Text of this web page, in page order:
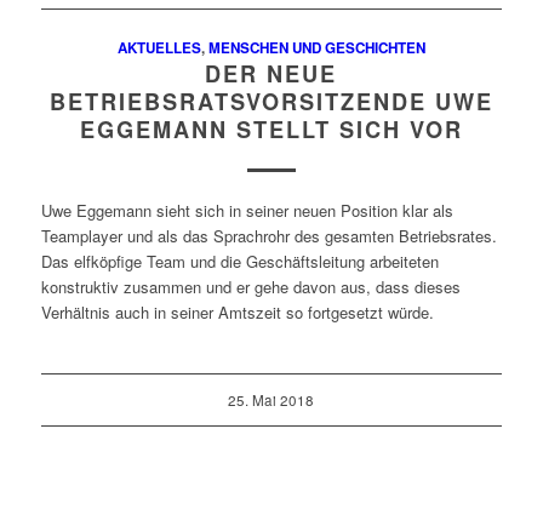
AKTUELLES,MENSCHEN UND GESCHICHTEN
DER NEUE
BETRIEBSRATSVORSITZENDE UWE
EGGEMANN STELLT SICH VOR
Uwe Eggemann sieht sich in seiner neuen Position klar als
Teamplayer und als das Sprachrohr des gesamten Betriebsrates.
Das elfköpfige Team und die Geschäftsleitung arbeiteten
konstruktiv zusammen und er gehe davon aus, dass dieses
Verhältnis auch in seiner Amtszeit so fortgesetzt würde.
25. Mai 2018